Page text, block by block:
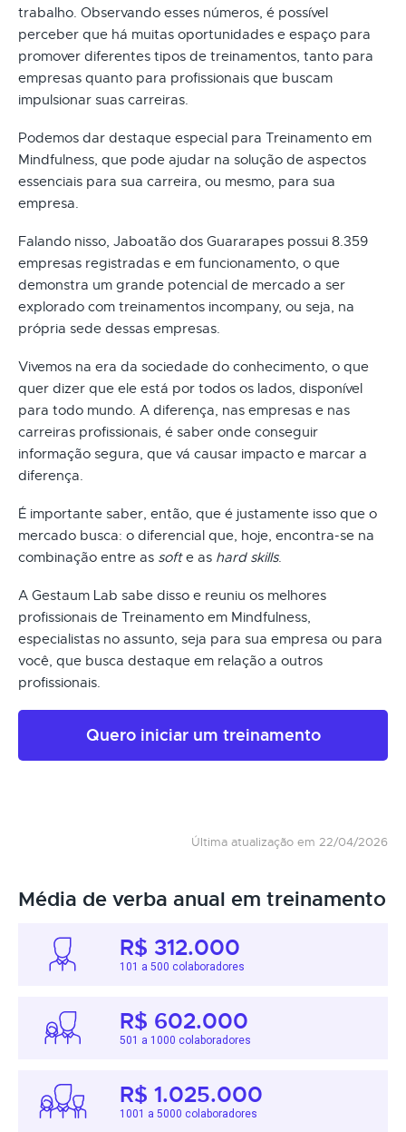
trabalho. Observando esses números, é possível
perceber que há muitas oportunidades e espaço para
promover diferentes tipos de treinamentos, tanto para
empresas quanto para profissionais que buscam
impulsionar suas carreiras.
Podemos dar destaque especial para Treinamento em
Mindfulness, que pode ajudar na solução de aspectos
essenciais para sua carreira, ou mesmo, para sua
empresa.
Falando nisso, Jaboatão dos Guararapes possui 8.359
empresas registradas e em funcionamento, o que
demonstra um grande potencial de mercado a ser
explorado com treinamentos incompany, ou seja, na
própria sede dessas empresas.
Vivemos na era da sociedade do conhecimento, o que
quer dizer que ele está por todos os lados, disponível
para todo mundo. A diferença, nas empresas e nas
carreiras profissionais, é saber onde conseguir
informação segura, que vá causar impacto e marcar a
diferença.
É importante saber, então, que é justamente isso que o
mercado busca: o diferencial que, hoje, encontra-se na
combinação entre as softe as hard skills.
A Gestaum Lab sabe disso e reuniu os melhores
profissionais de Treinamento em Mindfulness,
especialistas no assunto, seja para sua empresa ou para
você, que busca destaque em relação a outros
profissionais.
Quero iniciar um treinamento
Última atualização em 22/04/2026
Média de verba anual em treinamento
R$ 312.000
101 a 500 colaboradores
R$ 602.000
501 a 1000 colaboradores
R$ 1.025.000
1001 a 5000 colaboradores